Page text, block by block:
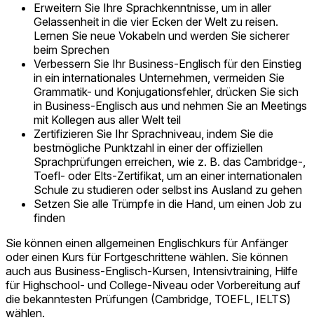
Erweitern Sie Ihre Sprachkenntnisse, um in aller
Gelassenheit in die vier Ecken der Welt zu reisen.
Lernen Sie neue Vokabeln und werden Sie sicherer
beim Sprechen
Verbessern Sie Ihr Business-Englisch für den Einstieg
in ein internationales Unternehmen, vermeiden Sie
Grammatik- und Konjugationsfehler, drücken Sie sich
in Business-Englisch aus und nehmen Sie an Meetings
mit Kollegen aus aller Welt teil
Zertifizieren Sie Ihr Sprachniveau, indem Sie die
bestmögliche Punktzahl in einer der offiziellen
Sprachprüfungen erreichen, wie z. B. das Cambridge-,
Toefl- oder Elts-Zertifikat, um an einer internationalen
Schule zu studieren oder selbst ins Ausland zu gehen
Setzen Sie alle Trümpfe in die Hand, um einen Job zu
finden
Sie können einen allgemeinen Englischkurs für Anfänger
oder einen Kurs für Fortgeschrittene wählen. Sie können
auch aus Business-Englisch-Kursen, Intensivtraining, Hilfe
für Highschool- und College-Niveau oder Vorbereitung auf
die bekanntesten Prüfungen (Cambridge, TOEFL, IELTS)
wählen.